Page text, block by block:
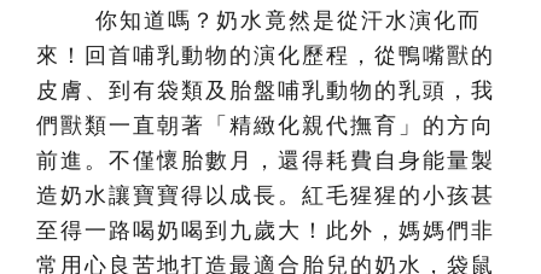
你知道嗎？奶水竟然是從汗水演化而
來！回首哺乳動物的演化歷程，從鴨嘴獸的
皮膚、到有袋類及胎盤哺乳動物的乳頭，我
們獸類一直朝著「精緻化親代撫育」的方向
前進。不僅懷胎數月，還得耗費自身能量製
造奶水讓寶寶得以成長。紅毛猩猩的小孩甚
至得一路喝奶喝到九歲大！此外，媽媽們非
常用心良苦地打造最適合胎兒的奶水，袋鼠